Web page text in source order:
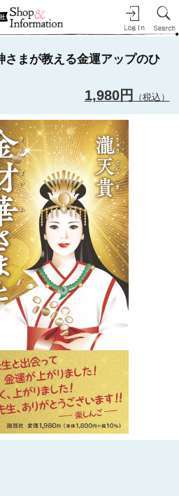
さまが教える金運アップのひ
1,980円 （税込）